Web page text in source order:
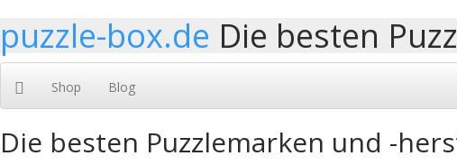
puzzle-box.de Die besten
Shop Blog
Die besten Puzzlemarken und -